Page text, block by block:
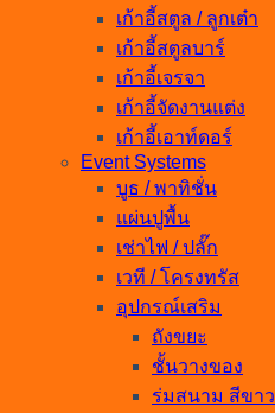
เก้าอี้สตูล / ลูกเต๋า
เก้าอี้สตูลบาร์
เก้าอี้เจรจา
เก้าอี้จัดงานแต่ง
เก้าอี้เอาท์ดอร์
Event Systems
บูธ / พาทิชั่น
แผ่นปูพื้น
เช่าไฟ / ปลั๊ก
เวที / โครงทรัส
อุปกรณ์เสริม
ถังขยะ
ชั้นวางของ
ร่มสนาม สีขาว